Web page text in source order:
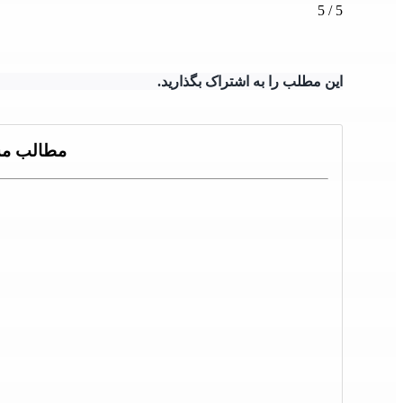
5
/
5
این مطلب را به اشتراک بگذارید.
مطالب